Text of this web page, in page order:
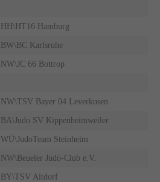
HH\HT16 Hamburg
BW\BC Karlsruhe
NW\JC 66 Bottrop
NW\TSV Bayer 04 Leverkusen
BA\Judo SV Kippenheimweiler
WÜ\JudoTeam Steinheim
NW\Beueler Judo-Club e.V.
BY\TSV Altdorf